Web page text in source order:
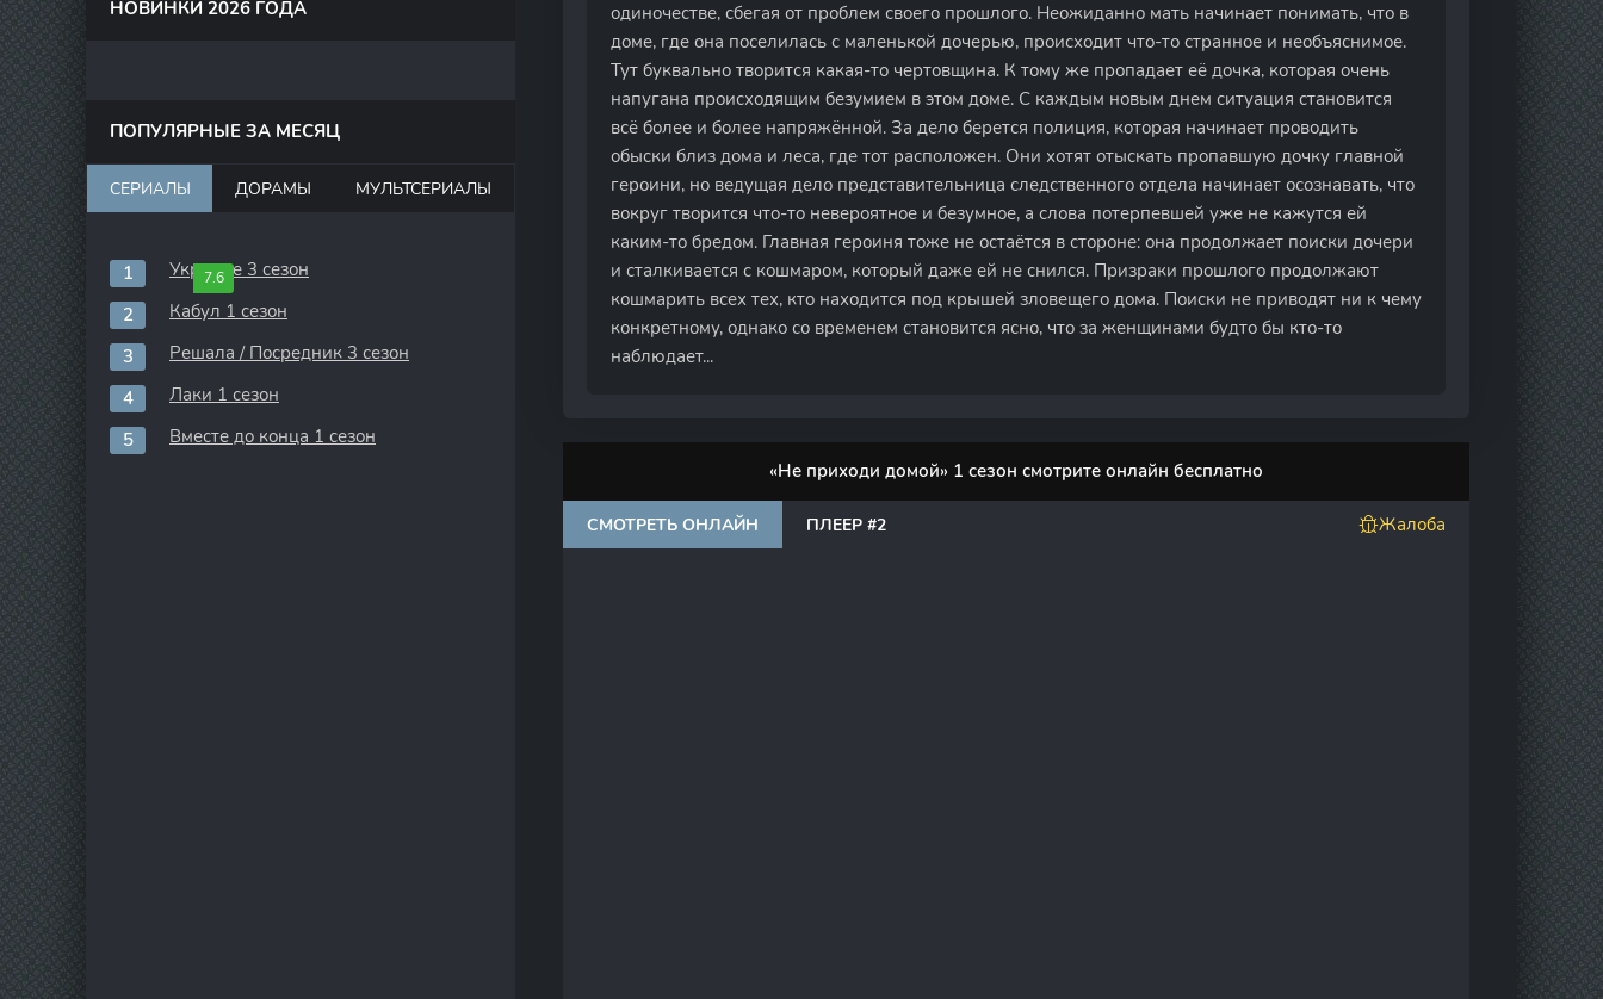
одиночестве, сбегая от проблем своего прошлого. Неожиданно мать начинает понимать, что в
доме, где она поселилась с маленькой дочерью, происходит что-то странное и необъяснимое.
Тут буквально творится какая-то чертовщина. К тому же пропадает её дочка, которая очень
напугана происходящим безумием в этом доме. С каждым новым днем ситуация становится
всё более и более напряжённой. За дело берется полиция, которая начинает проводить
обыски близ дома и леса, где тот расположен. Они хотят отыскать пропавшую дочку главной
героини, но ведущая дело представительница следственного отдела начинает осознавать, что
вокруг творится что-то невероятное и безумное, а слова потерпевшей уже не кажутся ей
каким-то бредом. Главная героиня тоже не остаётся в стороне: она продолжает поиски дочери
и сталкивается с кошмаром, который даже ей не снился. Призраки прошлого продолжают
кошмарить всех тех, кто находится под крышей зловещего дома. Поиски не приводят ни к чему
конкретному, однако со временем становится ясно, что за женщинами будто бы кто-то
наблюдает...
«Не приходи домой» 1 сезон смотрите онлайн бесплатно
СМОТРЕТЬ ОНЛАЙН ПЛЕЕР #2 Жалоба
НОВИНКИ 2026 ГОДА
ПОПУЛЯРНЫЕ ЗА МЕСЯЦ
СЕРИАЛЫ ДОРАМЫ МУЛЬТСЕРИАЛЫ
7.6
Укрытие 3 сезон
Кабул 1 сезон
Решала / Посредник 3 сезон
Лаки 1 сезон
Вместе до конца 1 сезон